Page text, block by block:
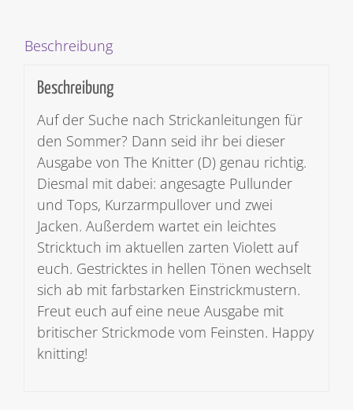
Beschreibung
Beschreibung
Auf der Suche nach Strickanleitungen für
den Sommer? Dann seid ihr bei dieser
Ausgabe von The Knitter (D) genau richtig.
Diesmal mit dabei: angesagte Pullunder
und Tops, Kurzarmpullover und zwei
Jacken. Außerdem wartet ein leichtes
Stricktuch im aktuellen zarten Violett auf
euch. Gestricktes in hellen Tönen wechselt
sich ab mit farbstarken Einstrickmustern.
Freut euch auf eine neue Ausgabe mit
britischer Strickmode vom Feinsten. Happy
knitting!